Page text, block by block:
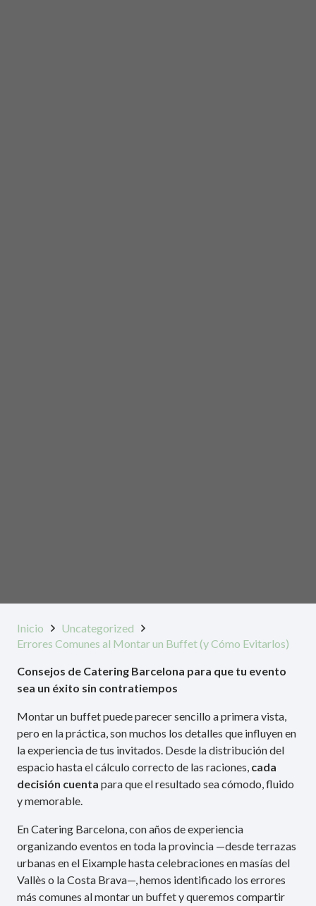
Inicio
Uncategorized
Errores Comunes al Montar un Buffet (y Cómo Evitarlos)
Consejos de Catering Barcelona para que tu evento
sea un éxito sin contratiempos
Montar un buffet puede parecer sencillo a primera vista,
pero en la práctica, son muchos los detalles que influyen en
la experiencia de tus invitados. Desde la distribución del
espacio hasta el cálculo correcto de las raciones, cada
decisión cuenta para que el resultado sea cómodo, fluido
y memorable.
En Catering Barcelona, con años de experiencia
organizando eventos en toda la provincia —desde terrazas
urbanas en el Eixample hasta celebraciones en masías del
Vallès o la Costa Brava—, hemos identificado los errores
más comunes al montar un buffet y queremos compartir